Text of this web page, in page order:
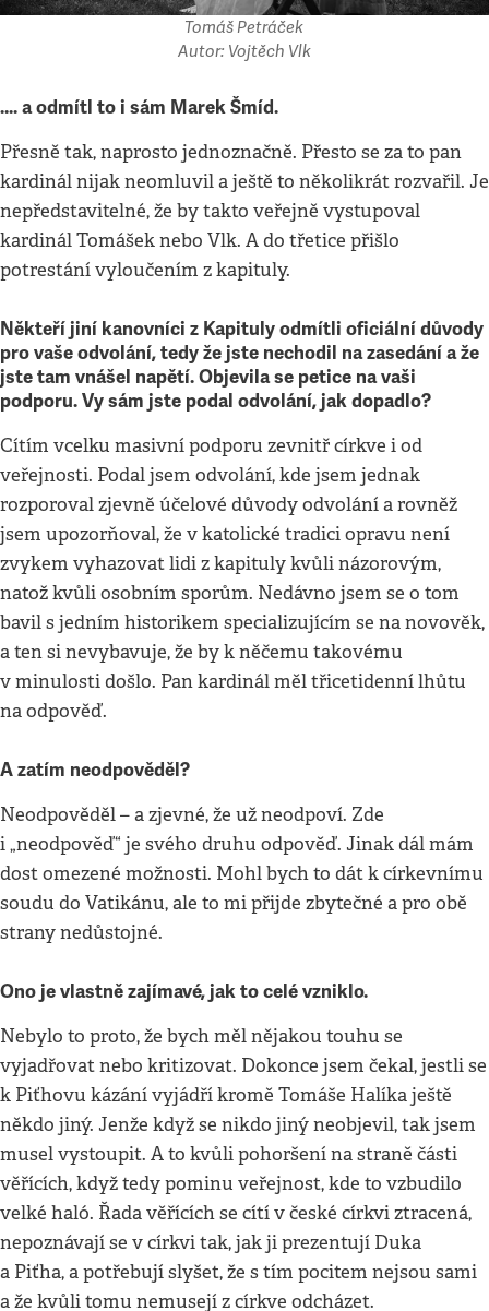
Tomáš Petráček
Autor: Vojtěch Vlk
…. a odmítl to i sám Marek Šmíd.
Přesně tak, naprosto jednoznačně. Přesto se za to pan
kardinál nijak neomluvil a ještě to několikrát rozvařil. Je
nepředstavitelné, že by takto veřejně vystupoval
kardinál Tomášek nebo Vlk. A do třetice přišlo
potrestání vyloučením z kapituly.
Někteří jiní kanovníci z Kapituly odmítli oficiální důvody
pro vaše odvolání, tedy že jste nechodil na zasedání a že
jste tam vnášel napětí. Objevila se petice na vaši
podporu. Vy sám jste podal odvolání, jak dopadlo?
Cítím vcelku masivní podporu zevnitř církve i od
veřejnosti. Podal jsem odvolání, kde jsem jednak
rozporoval zjevně účelové důvody odvolání a rovněž
jsem upozorňoval, že v katolické tradici opravu není
zvykem vyhazovat lidi z kapituly kvůli názorovým,
natož kvůli osobním sporům. Nedávno jsem se o tom
bavil s jedním historikem specializujícím se na novověk,
a ten si nevybavuje, že by k něčemu takovému
v minulosti došlo. Pan kardinál měl třicetidenní lhůtu
na odpověď.
A zatím neodpověděl?
Neodpověděl – a zjevné, že už neodpoví. Zde
i „neodpověď“ je svého druhu odpověď. Jinak dál mám
dost omezené možnosti. Mohl bych to dát k církevnímu
soudu do Vatikánu, ale to mi přijde zbytečné a pro obě
strany nedůstojné.
Ono je vlastně zajímavé, jak to celé vzniklo.
Nebylo to proto, že bych měl nějakou touhu se
vyjadřovat nebo kritizovat. Dokonce jsem čekal, jestli se
k Piťhovu kázání vyjádří kromě Tomáše Halíka ještě
někdo jiný. Jenže když se nikdo jiný neobjevil, tak jsem
musel vystoupit. A to kvůli pohoršení na straně části
věřících, když tedy pominu veřejnost, kde to vzbudilo
velké haló. Řada věřících se cítí v české církvi ztracená,
nepoznávají se v církvi tak, jak ji prezentují Duka
a Piťha, a potřebují slyšet, že s tím pocitem nejsou sami
a že kvůli tomu nemusejí z církve odcházet.